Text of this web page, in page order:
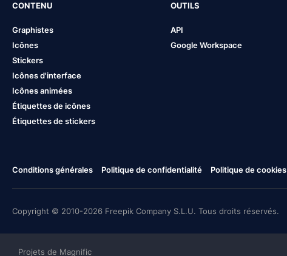
CONTENU
Graphistes
Icônes
Stickers
Icônes d'interface
Icônes animées
Étiquettes de icônes
Étiquettes de stickers
OUTILS
API
Google Workspace
Conditions générales Politique de confidentialité Politique de cookies
Copyright © 2010-2026 Freepik Company S.L.U. Tous droits réservés.
Projets de Magnific